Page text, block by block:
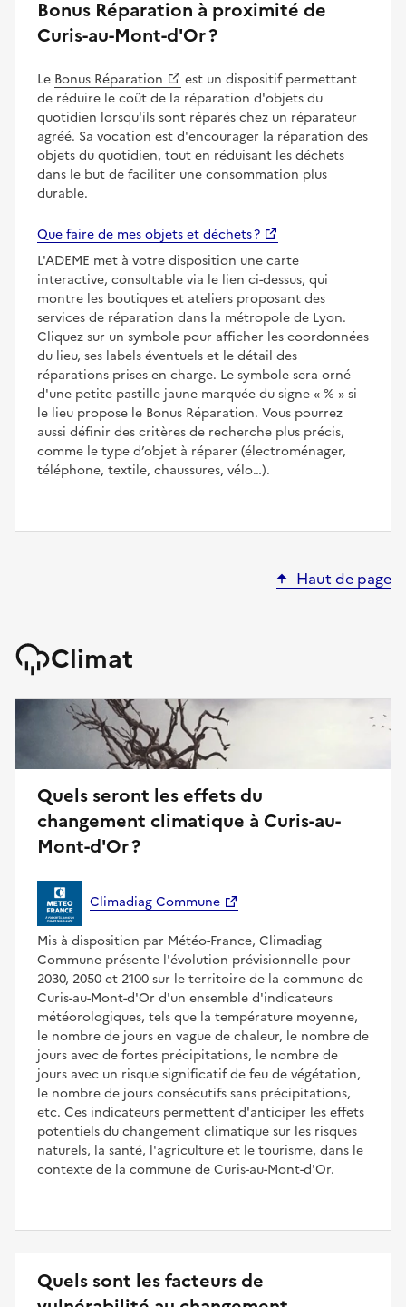
Bonus Réparation à proximité de
Curis-au-Mont-d'Or ?
Le Bonus Réparation
est un dispositif permettant
de réduire le coût de la réparation d'objets du
quotidien lorsqu'ils sont réparés chez un réparateur
agréé. Sa vocation est d'encourager la réparation des
objets du quotidien, tout en réduisant les déchets
dans le but de faciliter une consommation plus
durable.
Que faire de mes objets et déchets ?
L'ADEME met à votre disposition une carte
interactive, consultable via le lien ci-dessus, qui
montre les boutiques et ateliers proposant des
services de réparation dans la métropole de Lyon.
Cliquez sur un symbole pour afficher les coordonnées
du lieu, ses labels éventuels et le détail des
réparations prises en charge. Le symbole sera orné
d'une petite pastille jaune marquée du signe
%
si
le lieu propose le Bonus Réparation. Vous pourrez
aussi définir des critères de recherche plus précis,
comme le type d’objet à réparer (électroménager,
téléphone, textile, chaussures, vélo…).
Haut de page
Climat
Quels seront les effets du
changement climatique à Curis-au-
Mont-d'Or ?
Climadiag Commune
Mis à disposition par Météo-France, Climadiag
Commune présente l'évolution prévisionnelle pour
2030, 2050 et 2100 sur le territoire de la commune de
Curis-au-Mont-d'Or d'un ensemble d'indicateurs
météorologiques, tels que la température moyenne,
le nombre de jours en vague de chaleur, le nombre de
jours avec de fortes précipitations, le nombre de
jours avec un risque significatif de feu de végétation,
le nombre de jours consécutifs sans précipitations,
etc. Ces indicateurs permettent d'anticiper les effets
potentiels du changement climatique sur les risques
naturels, la santé, l'agriculture et le tourisme, dans le
contexte de la commune de Curis-au-Mont-d'Or.
Quels sont les facteurs de